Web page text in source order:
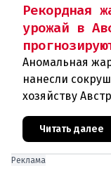
Рекордная
урожай в
Аномальная
нанесли
хозяйству
потери
Читать далее
Реклама